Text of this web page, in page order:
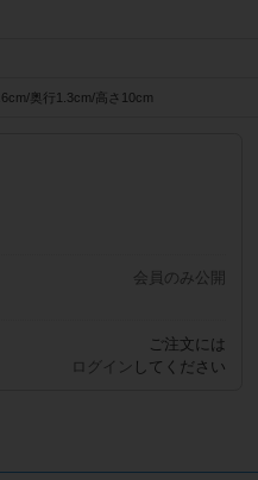
奥行1.3cm/高さ10cm
会員のみ公開
ご注文には
ログイン してください